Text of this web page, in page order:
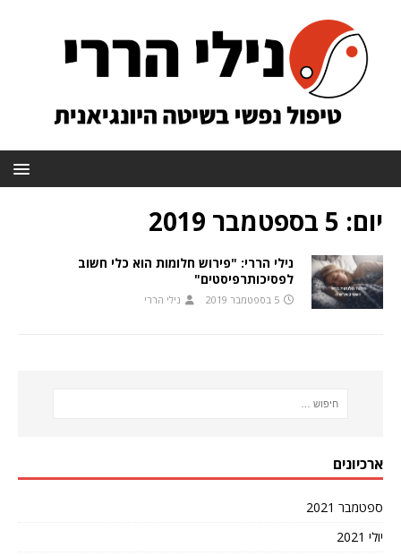
יום: 5 בספטמבר 2019
נילי הררי: "פירוש חלומות הוא כלי חשוב
לפסיכותרפיסטים"
5 בספטמבר 2019 נילי הררי
ארכיונים
ספטמבר 2021
יולי 2021